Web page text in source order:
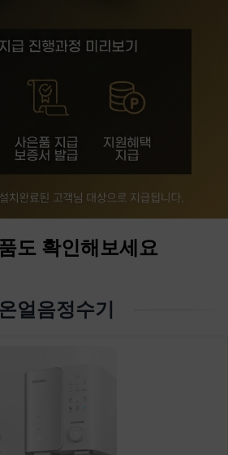
도 확인해보세요
얼음정수기